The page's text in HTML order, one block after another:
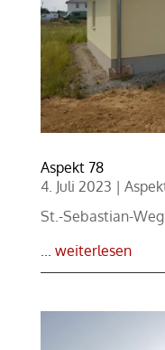
Aspekt 78
4. Juli 2023 |
St.-Sebastian-
... weiterlesen